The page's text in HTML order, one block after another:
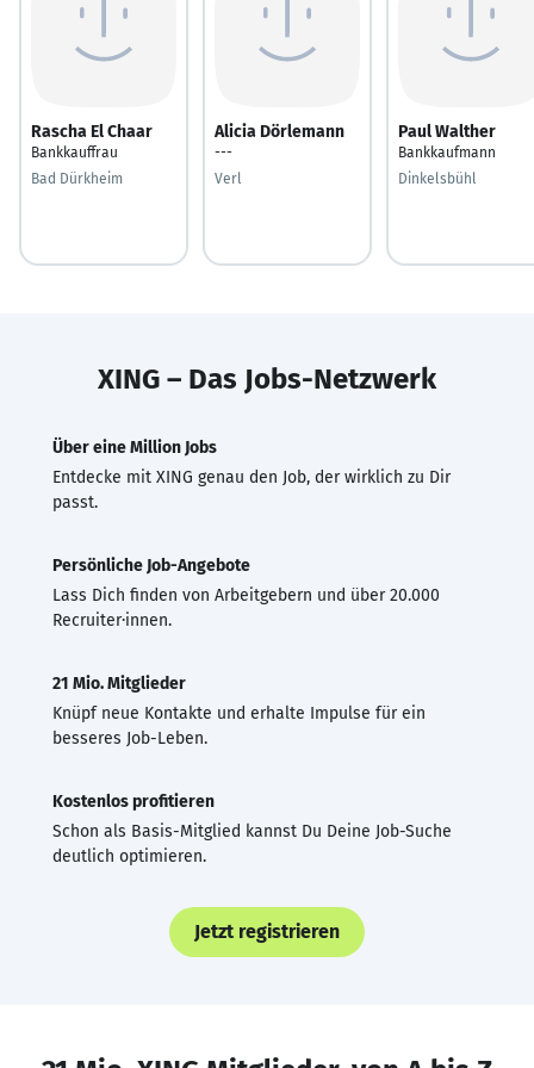
Rascha El Chaar
Bankkauffrau
Bad Dürkheim
Alicia Dörlemann
---
Verl
Paul Walther
Bankkaufmann
Dinkelsbühl
XING – Das Jobs-Netzwerk
Über eine Million Jobs
Entdecke mit XING genau den Job, der wirklich zu Dir
passt.
Persönliche Job-Angebote
Lass Dich finden von Arbeitgebern und über 20.000
Recruiter·innen.
21 Mio. Mitglieder
Knüpf neue Kontakte und erhalte Impulse für ein
besseres Job-Leben.
Kostenlos profitieren
Schon als Basis-Mitglied kannst Du Deine Job-Suche
deutlich optimieren.
Jetzt registrieren